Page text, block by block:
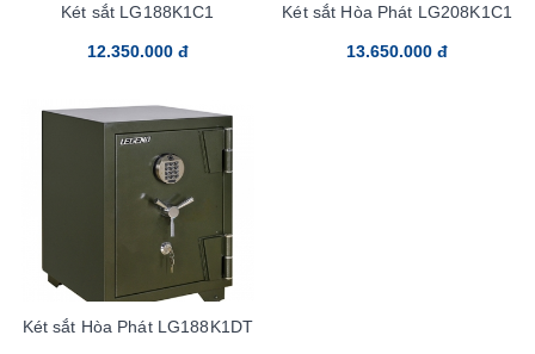
Két sắt LG188K1C1
12.350.000 đ
Két sắt Hòa Phát LG208K1C1
13.650.000 đ
Két sắt Hòa Phát LG188K1DT